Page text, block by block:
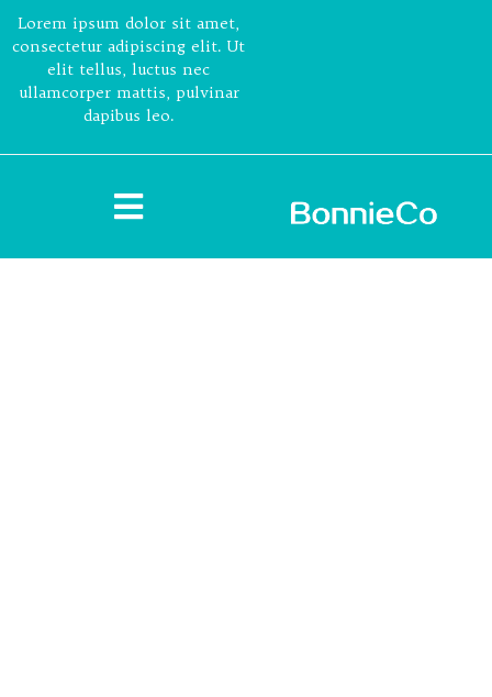
Lorem ipsum dolor sit amet,
consectetur adipiscing elit. Ut
elit tellus, luctus nec
ullamcorper mattis, pulvinar
dapibus leo.